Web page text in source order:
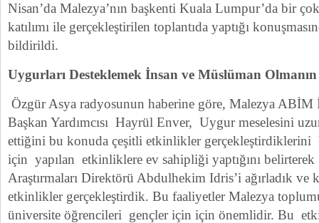
Nisan’da Malezya’nın başkenti Kuala Lumpur’da bir
katılımı ile gerçekleştirilen toplantıda yaptığı
bildirildi.
Uygurları Desteklemek İnsan ve Müslüman
Özgür Asya radyosunun haberine göre, Malezya ABİM
Başkan Yardımcısı Hayrül Enver, Uygur meselesini
ettiğini bu konuda çeşitli etkinlikler
için yapılan etkinliklere ev sahipliği yaptığını
Araştırmaları Direktörü Abdulhekim Idris’i ağırladık
etkinlikler gerçekleştirdik. Bu faaliyetler Malezya
üniversite öğrencileri gençler için için önemlidir. Bu